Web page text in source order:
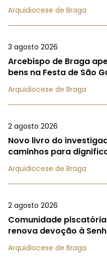
Arquidiocese de Braga
3 agosto 2026
Arcebispo de Braga
bens na Festa de São
Arquidiocese de Braga
2 agosto 2026
Novo livro do
caminhos para
Arquidiocese de Braga
2 agosto 2026
Comunidade
renova devoção à
Arquidiocese de Braga